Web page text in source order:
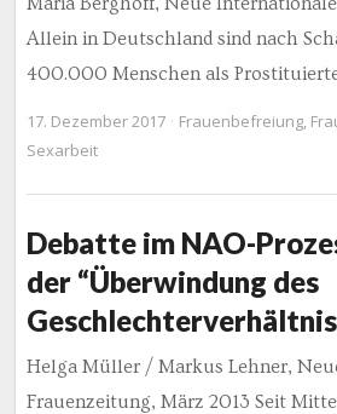
Allein in Deutschland sind nach
400.000 Menschen als
17. Dezember 2017 Frauenbefreiung,
Sexarbeit
Debatte im NAO-
der “Überwindung des
Helga Müller / Markus Lehner,
Frauenzeitung, März 2013 Seit